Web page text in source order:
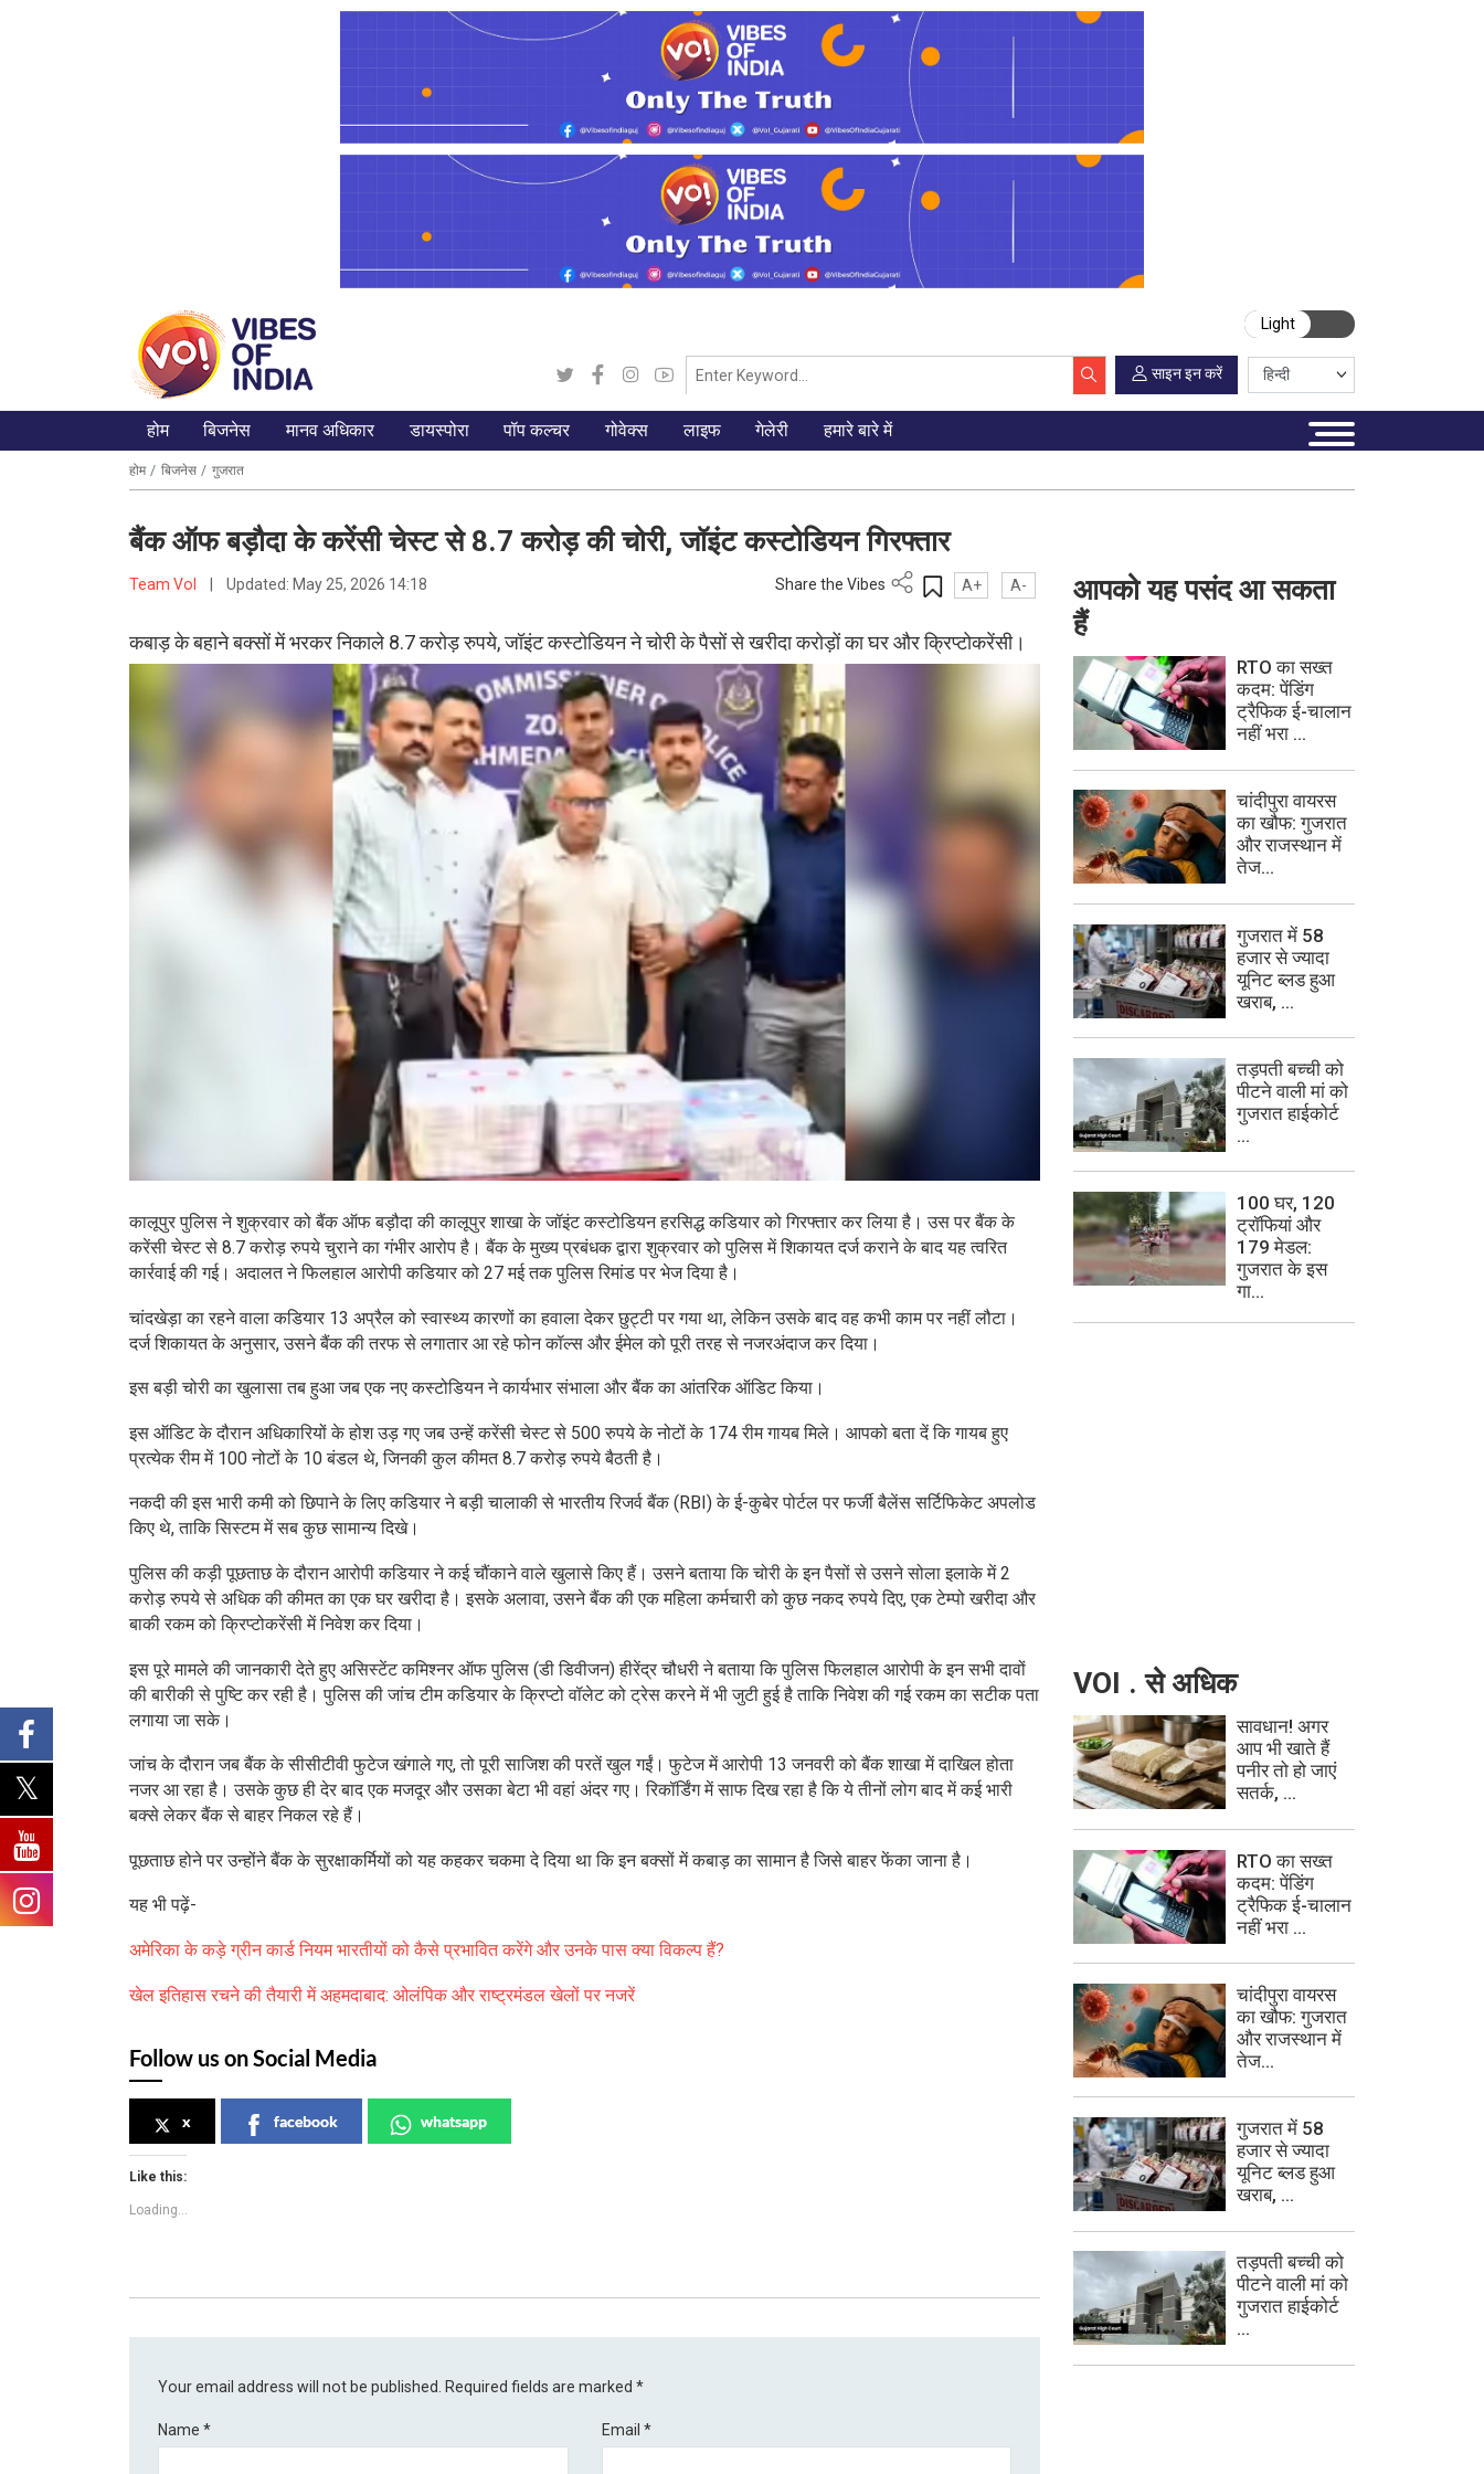
Light
साइन इन करें
होम बिजनेस मानव अधिकार डायस्पोरा पॉप कल्चर गोवेक्स लाइफ गेलेरी हमारे बारे में
होम बिजनेस गुजरात
बैंक ऑफ बड़ौदा के करेंसी चेस्ट से 8.7 करोड़ की चोरी, जॉइंट कस्टोडियन गिरफ्तार
Team VoI Updated: May 25, 2026 14:18 Share the Vibes A+ A-
कबाड़ के बहाने बक्सों में भरकर निकाले 8.7 करोड़ रुपये, जॉइंट कस्टोडियन ने चोरी के पैसों से खरीदा करोड़ों का घर और क्रिप्टोकरेंसी।
कालूपुर पुलिस ने शुक्रवार को बैंक ऑफ बड़ौदा की कालूपुर शाखा के जॉइंट कस्टोडियन हरसिद्ध कडियार को गिरफ्तार कर लिया है। उस पर बैंक के
करेंसी चेस्ट से 8.7 करोड़ रुपये चुराने का गंभीर आरोप है। बैंक के मुख्य प्रबंधक द्वारा शुक्रवार को पुलिस में शिकायत दर्ज कराने के बाद यह त्वरित
कार्रवाई की गई। अदालत ने फिलहाल आरोपी कडियार को 27 मई तक पुलिस रिमांड पर भेज दिया है।
चांदखेड़ा का रहने वाला कडियार 13 अप्रैल को स्वास्थ्य कारणों का हवाला देकर छुट्टी पर गया था, लेकिन उसके बाद वह कभी काम पर नहीं लौटा।
दर्ज शिकायत के अनुसार, उसने बैंक की तरफ से लगातार आ रहे फोन कॉल्स और ईमेल को पूरी तरह से नजरअंदाज कर दिया।
इस बड़ी चोरी का खुलासा तब हुआ जब एक नए कस्टोडियन ने कार्यभार संभाला और बैंक का आंतरिक ऑडिट किया।
इस ऑडिट के दौरान अधिकारियों के होश उड़ गए जब उन्हें करेंसी चेस्ट से 500 रुपये के नोटों के 174 रीम गायब मिले। आपको बता दें कि गायब हुए
प्रत्येक रीम में 100 नोटों के 10 बंडल थे, जिनकी कुल कीमत 8.7 करोड़ रुपये बैठती है।
नकदी की इस भारी कमी को छिपाने के लिए कडियार ने बड़ी चालाकी से भारतीय रिजर्व बैंक (RBI) के ई-कुबेर पोर्टल पर फर्जी बैलेंस सर्टिफिकेट अपलोड
किए थे, ताकि सिस्टम में सब कुछ सामान्य दिखे।
पुलिस की कड़ी पूछताछ के दौरान आरोपी कडियार ने कई चौंकाने वाले खुलासे किए हैं। उसने बताया कि चोरी के इन पैसों से उसने सोला इलाके में 2
करोड़ रुपये से अधिक की कीमत का एक घर खरीदा है। इसके अलावा, उसने बैंक की एक महिला कर्मचारी को कुछ नकद रुपये दिए, एक टेम्पो खरीदा और
बाकी रकम को क्रिप्टोकरेंसी में निवेश कर दिया।
इस पूरे मामले की जानकारी देते हुए असिस्टेंट कमिश्नर ऑफ पुलिस (डी डिवीजन) हीरेंद्र चौधरी ने बताया कि पुलिस फिलहाल आरोपी के इन सभी दावों
की बारीकी से पुष्टि कर रही है। पुलिस की जांच टीम कडियार के क्रिप्टो वॉलेट को ट्रेस करने में भी जुटी हुई है ताकि निवेश की गई रकम का सटीक पता
लगाया जा सके।
जांच के दौरान जब बैंक के सीसीटीवी फुटेज खंगाले गए, तो पूरी साजिश की परतें खुल गईं। फुटेज में आरोपी 13 जनवरी को बैंक शाखा में दाखिल होता
नजर आ रहा है। उसके कुछ ही देर बाद एक मजदूर और उसका बेटा भी वहां अंदर गए। रिकॉर्डिंग में साफ दिख रहा है कि ये तीनों लोग बाद में कई भारी
बक्से लेकर बैंक से बाहर निकल रहे हैं।
पूछताछ होने पर उन्होंने बैंक के सुरक्षाकर्मियों को यह कहकर चकमा दे दिया था कि इन बक्सों में कबाड़ का सामान है जिसे बाहर फेंका जाना है।
यह भी पढ़ें-
अमेरिका के कड़े ग्रीन कार्ड नियम भारतीयों को कैसे प्रभावित करेंगे और उनके पास क्या विकल्प हैं?
खेल इतिहास रचने की तैयारी में अहमदाबाद: ओलंपिक और राष्ट्रमंडल खेलों पर नजरें
Follow us on Social Media
x facebook whatsapp
Like this:
Loading...
Your email address will not be published. Required fields are marked*
Name* Email *
आपको यह पसंद आ सकता
हैं
RTO का सख्त
कदम: पेंडिंग
ट्रैफिक ई-चालान
नहीं भरा ...
चांदीपुरा वायरस
का खौफ: गुजरात
और राजस्थान में
तेज...
गुजरात में 58
हजार से ज्यादा
यूनिट ब्लड हुआ
खराब, ...
तड़पती बच्ची को
पीटने वाली मां को
गुजरात हाईकोर्ट
...
100 घर, 120
ट्रॉफियां और
179 मेडल:
गुजरात के इस
गा...
VOI . से अधिक
सावधान! अगर
आप भी खाते हैं
पनीर तो हो जाएं
सतर्क, ...
RTO का सख्त
कदम: पेंडिंग
ट्रैफिक ई-चालान
नहीं भरा ...
चांदीपुरा वायरस
का खौफ: गुजरात
और राजस्थान में
तेज...
गुजरात में 58
हजार से ज्यादा
यूनिट ब्लड हुआ
खराब, ...
तड़पती बच्ची को
पीटने वाली मां को
गुजरात हाईकोर्ट
...